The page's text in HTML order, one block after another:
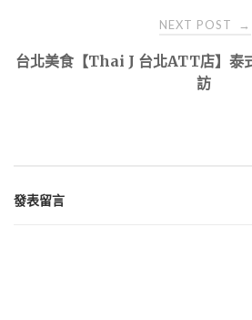
NEXT POST →
台北美食【Thai J 台北ATT店】泰
訪
發表留言